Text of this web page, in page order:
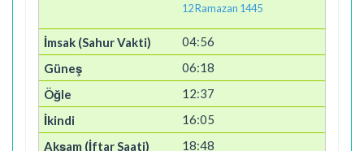
12 Ramazan 1445
04:56
06:18
12:37
16:05
18:48